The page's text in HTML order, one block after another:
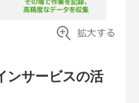
ンサービスの活